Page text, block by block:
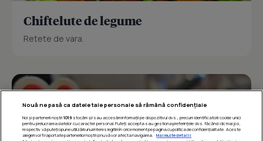
Chiftelute de legume
Retete de vara.
Nouă ne pasă ca datele tale personale să rămână confidențiale
Noi și partenerii noștri 1019stocăm și/sau accesăm informații pe dispozitivul dvs., precum identificatorii cookie unici
pentru prelucrarea datelor cu caracter personal. Puteți accepta sau gestiona preferințele dvs. făcând clic mai jos,
respectiv vă puteți opune utilizării unui interes legitim în orice moment pe pagina cu politica de confidențialitate. Aceste
alegeri vor fi raportate partenerilor noștri și nu vă vor afecta navigarea.
Mai multe detalii